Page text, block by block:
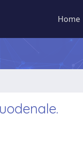
Home